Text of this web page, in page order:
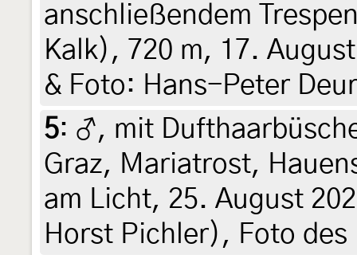
anschließendem
Kalk), 720 m, 17.
& Foto: Hans-Peter
5: ♂, mit
Graz, Mariatrost,
am Licht, 25. August
Horst Pichler), Foto des